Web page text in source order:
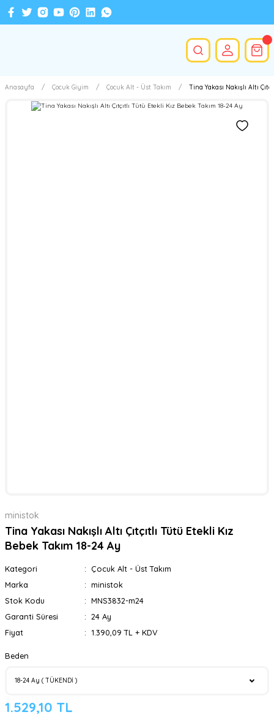
Anasayfa Çocuk Giyim Çocuk Alt - Üst Takım Tina Yakası Nakışlı Altı
ministok
Tina Yakası Nakışlı Altı Çıtçıtlı Tütü Etekli Kız
Bebek Takım 18-24 Ay
Kategori
Çocuk Alt - Üst Takım
Marka
ministok
Stok Kodu
MNS3832-m24
Garanti Süresi
24 Ay
Fiyat
1.390,09 TL + KDV
Beden
1.529,10 TL